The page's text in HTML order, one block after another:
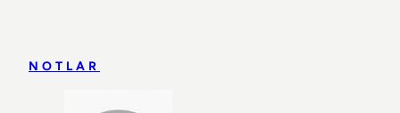
NOTLAR